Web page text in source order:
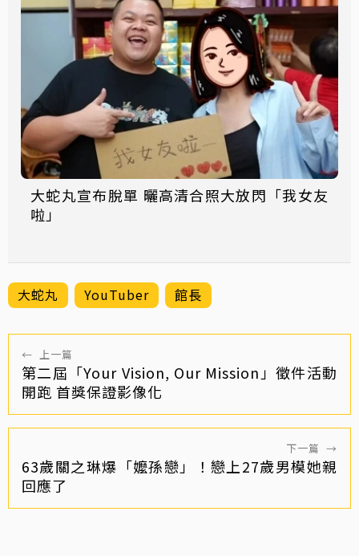
大蛇丸宣布脫單 曬高清合照大放閃「我女友
啦」
大蛇丸 YouTuber 館長
← 上一篇
第二屆「Your Vision, Our Mission」徵件活動
開跑 首獎保證影像化
下一篇 →
63歲關之琳爆「嬤孫戀」！戀上27歲男模她親
回應了